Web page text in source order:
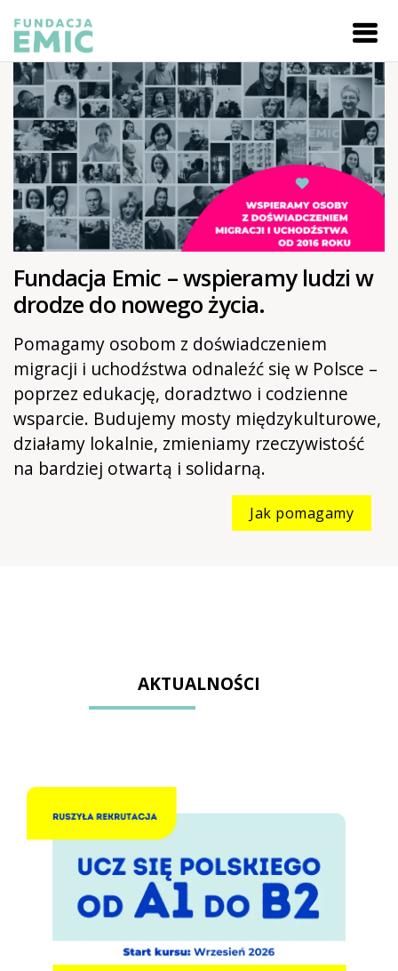
Fundacja Emic – wspieramy ludzi w
drodze do nowego życia.
Pomagamy osobom z doświadczeniem
migracji i uchodźstwa odnaleźć się w Polsce –
poprzez edukację, doradztwo i codzienne
wsparcie. Budujemy mosty międzykulturowe,
działamy lokalnie, zmieniamy rzeczywistość
na bardziej otwartą i solidarną.
Jak pomagamy
AKTUALNOŚCI